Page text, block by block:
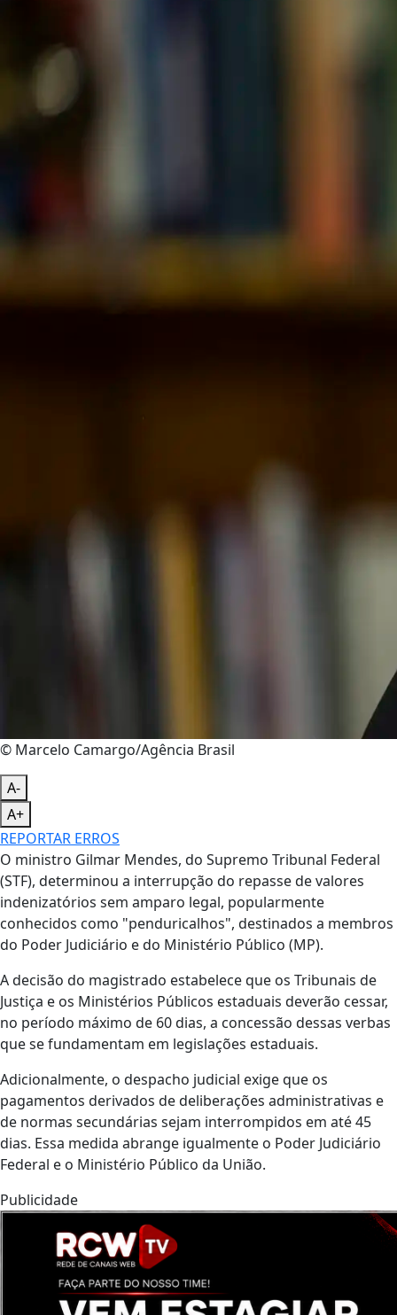
© Marcelo Camargo/Agência Brasil
A-
A+
REPORTAR ERROS
O ministro Gilmar Mendes, do Supremo Tribunal Federal
(STF), determinou a interrupção do repasse de valores
indenizatórios sem amparo legal, popularmente
conhecidos como "penduricalhos", destinados a membros
do Poder Judiciário e do Ministério Público (MP).
A decisão do magistrado estabelece que os Tribunais de
Justiça e os Ministérios Públicos estaduais deverão cessar,
no período máximo de 60 dias, a concessão dessas verbas
que se fundamentam em legislações estaduais.
Adicionalmente, o despacho judicial exige que os
pagamentos derivados de deliberações administrativas e
de normas secundárias sejam interrompidos em até 45
dias. Essa medida abrange igualmente o Poder Judiciário
Federal e o Ministério Público da União.
Publicidade